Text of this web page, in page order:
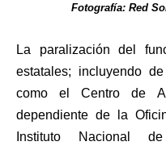
Fotografía: Red
La paralización del
estatales; incluyendo
como el Centro de
dependiente de la
Instituto Nacional